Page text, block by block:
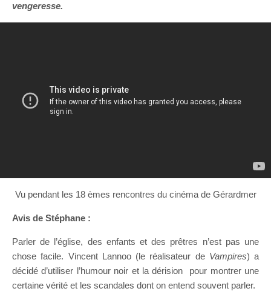
vengeresse.
Vu pendant les 18 èmes rencontres du cinéma de Gérardmer
Avis de Stéphane :
Parler de l’église, des enfants et des prêtres n’est pas une
chose facile. Vincent Lannoo (le réalisateur de Vampires) a
décidé d’utiliser l’humour noir et la dérision pour montrer une
certaine vérité et les scandales dont on entend souvent parler.